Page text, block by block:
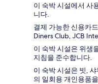
이 숙박 시설에서 사
니다.
결제 가능한 신용카
Diners Club, JCB
이 숙박 시설은 위생
지침을 준수합니다.
이 숙박 시설은 빗,
의 일회용 개인용품